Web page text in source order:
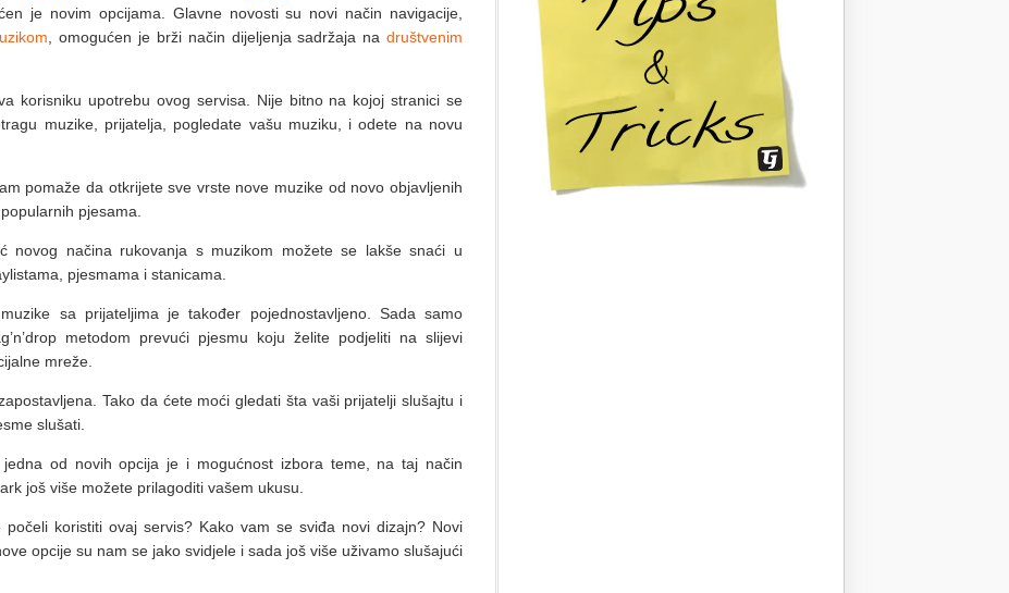
je novim opcijama. Glavne novosti su novi način navigacije,
, omogućen je brži način dijeljenja sadržaja nadruštvenim
korisniku upotrebu ovog servisa. Nije bitno na kojoj stranici se
muzike, prijatelja, pogledate vašu muziku, i odete na novu
pomaže da otkrijete sve vrste nove muzike od novo objavljenih
pjesama.
novog načina rukovanja s muzikom možete se lakše snaći u
pjesmama i stanicama.
sa prijateljima je također pojednostavljeno. Sada samo
metodom prevući pjesmu koju želite podjeliti na slijevi
mreže.
Tako da ćete moći gledati šta vaši prijatelji slušajtu i
slušati.
jedna od novih opcija je i mogućnost izbora teme, na taj način
još više možete prilagoditi vašem ukusu.
počeli koristiti ovaj servis? Kako vam se sviđa novi dizajn? Novi
opcije su nam se jako svidjele i sada još više uživamo slušajući